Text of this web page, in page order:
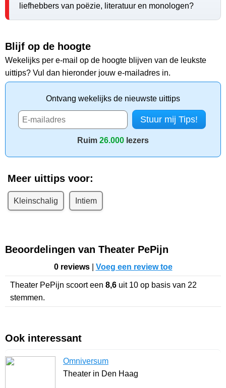
liefhebbers van poëzie, literatuur en monologen?
Blijf op de hoogte
Wekelijks per e-mail op de hoogte blijven van de leukste
uittips? Vul dan hieronder jouw e-mailadres in.
Ontvang wekelijks de nieuwste uittips
Ruim 26.000 lezers
Meer uittips voor:
Kleinschalig Intiem
Beoordelingen van Theater PePijn
0 reviews| Voeg een review toe
Theater PePijn scoort een 8,6 uit 10 op basis van 22
stemmen.
Ook interessant
Omniversum
Theater in Den Haag